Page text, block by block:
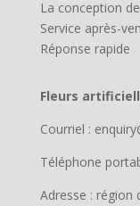
La conception
Service après-
Réponse rapide
Fleurs
Courriel :
Téléphone
Adresse : région